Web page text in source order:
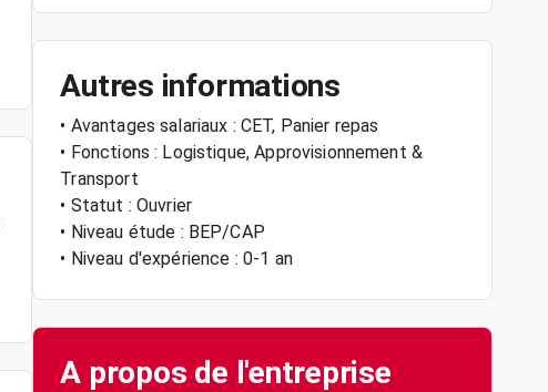
Autres informations
• Avantages salariaux : CET, Panier repas
• Fonctions : Logistique, Approvisionnement &
Transport
• Statut : Ouvrier
• Niveau étude : BEP/CAP
• Niveau d'expérience : 0-1 an
A propos de l'entreprise